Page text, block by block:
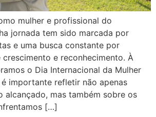
mulher e profissional do
jornada tem sido marcada por
e uma busca constante por
e reconhecimento. À
o Dia Internacional da Mulher
importante refletir não apenas
alcançado, mas também sobre os
[…]